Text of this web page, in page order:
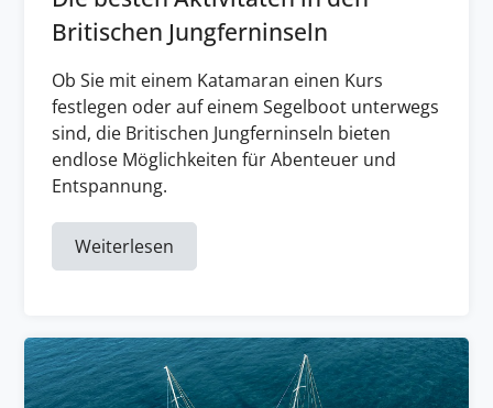
Britischen Jungferninseln
Ob Sie mit einem Katamaran einen Kurs
festlegen oder auf einem Segelboot unterwegs
sind, die Britischen Jungferninseln bieten
endlose Möglichkeiten für Abenteuer und
Entspannung.
Weiterlesen